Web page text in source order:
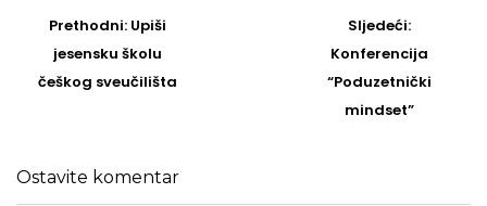
navigation
Prethodni: Prethodni
post
Upiši
jesensku školu
češkog sveučilišta
Sljedeći:Sljedeći
Post
Konferencija
“Poduzetnički
mindset”
Ostavite komentar